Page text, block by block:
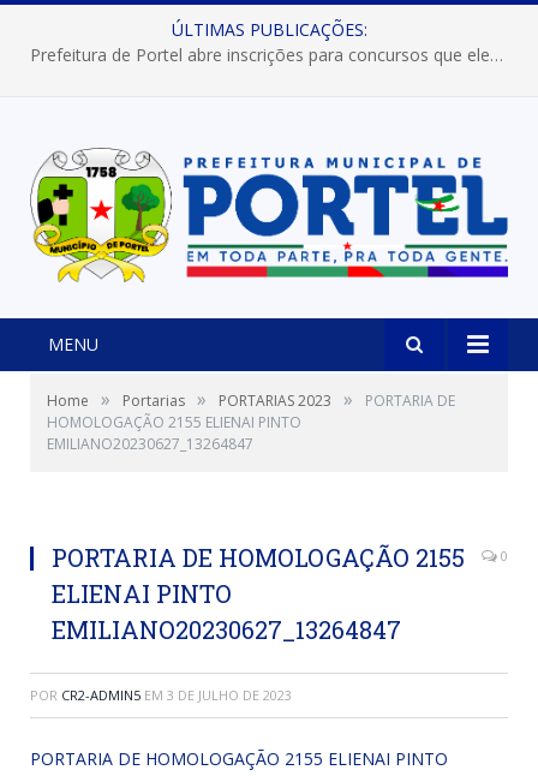
ÚLTIMAS PUBLICAÇÕES:
Prefeitura de Portel abre inscrições para concursos que elegerão os destaques do Verão 2026
MENU
Home » Portarias » PORTARIAS 2023 »
PORTARIA DE
HOMOLOGAÇÃO 2155 ELIENAI PINTO
EMILIANO20230627_13264847
PORTARIA DE HOMOLOGAÇÃO 2155
ELIENAI PINTO
EMILIANO20230627_13264847
0
POR CR2-ADMIN5 EM 3 DE JULHO DE 2023
PORTARIA DE HOMOLOGAÇÃO 2155 ELIENAI PINTO